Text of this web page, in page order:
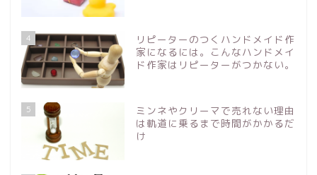
4
リピーターのつくハンドメイド作
家になるには。こんなハンドメイ
ド作家はリピーターがつかない。
5
ミンネやクリーマで売れない理由
は軌道に乗るまで時間がかかるだ
け